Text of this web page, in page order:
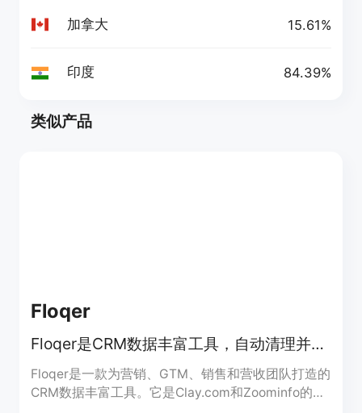
加拿大 15.61%
印度 84.39%
类似产品
Floqer
Floqer是CRM数据丰富工具，自动清理并丰富CRM数据，含75+数据点。
Floqer是一款为营销、GTM、销售和营收团队打造的
CRM数据丰富工具。它是Clay.com和Zoominfo的升